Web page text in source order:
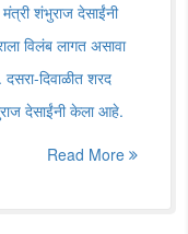
शंभुराज देसाईंनी
विलंब लागत असावा
दिवाळीत शरद
देसाईंनी केला आहे.
Read More